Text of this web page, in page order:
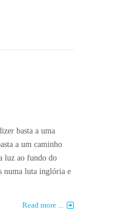
basta a uma
a um caminho
luz ao fundo do
numa luta inglória e
Read more ...